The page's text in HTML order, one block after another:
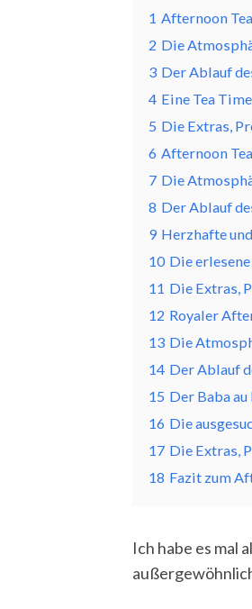
1 Afternoon
2 Die
3 Der Ablauf
4 Eine Tea
5 Die Extras,
6 Afternoon
7 Die
8 Der Ablauf
9 Herzhafte
10 Die
11 Die Extras,
12 Royaler
13 Die
14 Der Ablauf
15 Der Baba
16 Die
17 Die Extras,
18 Fazit zum
Ich habe es mal
S
e
r
c
h
o